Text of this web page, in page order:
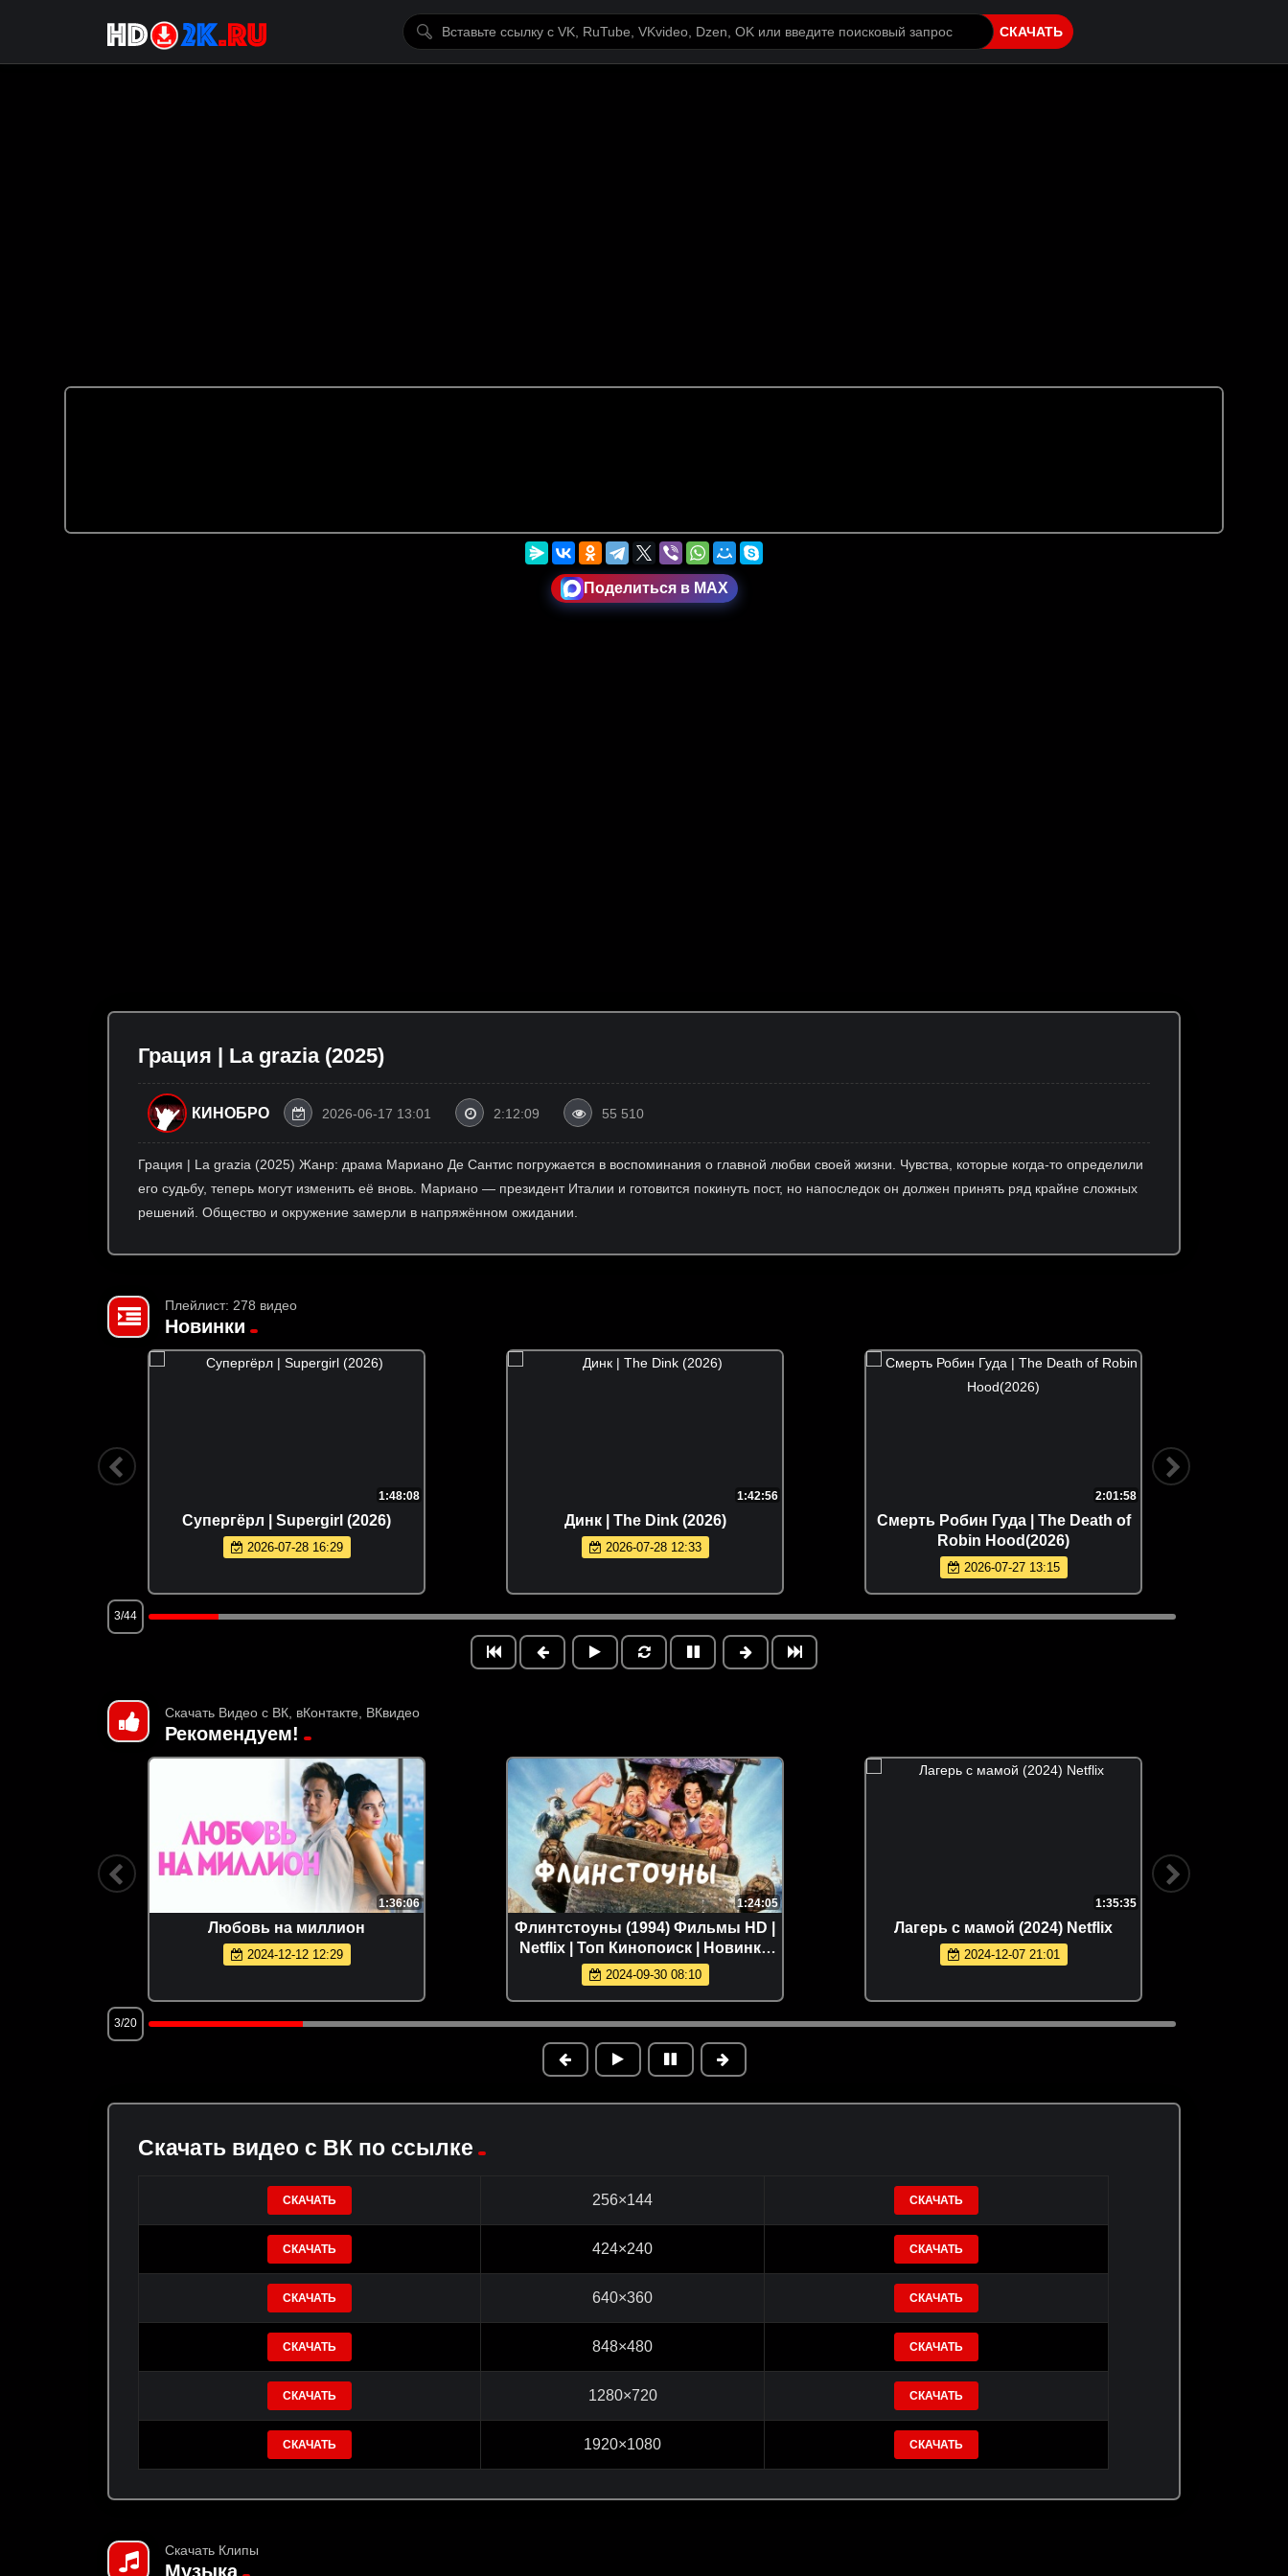
СКАЧАТЬ
Поделиться в MAX
Грация | La grazia (2025)
КИНОБРО 2026-06-17 13:01 2:12:09 55 510
Грация | La grazia (2025) Жанр: драма Мариано Де Сантис погружается в воспоминания о главной любви своей жизни. Чувства, которые когда-то определили
его судьбу, теперь могут изменить её вновь. Мариано — президент Италии и готовится покинуть пост, но напоследок он должен принять ряд крайне сложных
решений. Общество и окружение замерли в напряжённом ожидании.
Плейлист: 278 видео
Новинки
1:48:08
Супергёрл | Supergirl (2026)
2026-07-28 16:29
1:42:56
Динк | The Dink (2026)
2026-07-28 12:33
2:01:58
Смерть Робин Гуда | The Death of
Robin Hood(2026)
2026-07-27 13:15
3/44
Скачать Видео с ВК, вКонтакте, ВКвидео
Рекомендуем!
1:36:06
Любовь на миллион
2024-12-12 12:29
1:24:05
Флинтстоуны (1994) Фильмы HD |
Netflix | Топ Кинопоиск | Новинки
кино
2024-09-30 08:10
1:35:35
Лагерь с мамой (2024) Netflix
2024-12-07 21:01
3/20
Скачать видео с ВК по ссылке
СКАЧАТЬ 256×144 СКАЧАТЬ
СКАЧАТЬ 424×240 СКАЧАТЬ
СКАЧАТЬ 640×360 СКАЧАТЬ
СКАЧАТЬ 848×480 СКАЧАТЬ
СКАЧАТЬ 1280×720 СКАЧАТЬ
СКАЧАТЬ 1920×1080 СКАЧАТЬ
Скачать Клипы
Музыка